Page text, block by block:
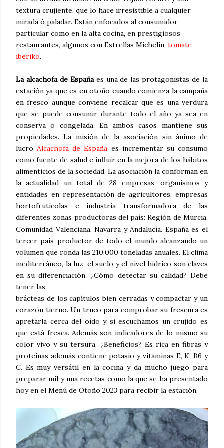
textura crujiente, que lo hace irresistible a cualquier
mirada ó paladar. Están enfocados al consumidor
particular como en la alta cocina, en prestigiosos
restaurantes, algunos con Estrellas Michelin. tomate
iberiko.
La alcachofa de Españaes una de las protagonistas de la
estación ya que es en otoño cuando comienza la campaña
en fresco aunque conviene recalcar que es una verdura
que se puede consumir durante todo el año ya sea en
conserva o congelada. En ambos casos mantiene sus
propiedades. La misión de la asociación sin ánimo de
lucroAlcachofa de España es incrementar su consumo
como fuente de salud e influir en la mejora de los hábitos
alimenticios de la sociedad. La asociación la conforman en
la actualidad un total de 28 empresas, organismos y
entidades en representación de agricultores, empresas
hortofrutícolas e industria transformadora de las
diferentes zonas productoras del país: Región de Murcia,
Comunidad Valenciana, Navarra y Andalucía. España es el
tercer país productor de todo el mundo alcanzando un
volumen que ronda las 210.000 toneladas anuales. El clima
mediterráneo, la luz, el suelo y el nivel hídrico son claves
en su diferenciación. ¿Cómo detectar su calidad? Debe
tener las
brácteas de los capítulos bien cerradas y compactar y un
corazón tierno. Un truco para comprobar su frescura es
apretarla cerca del oído y si escuchamos un crujido es
que está fresca. Además son indicadores de lo mismo su
color vivo y su tersura. ¿Beneficios? Es rica en fibras y
proteínas además contiene potasio y vitaminas E, K, B6 y
C. Es muy versátil en la cocina y da mucho juego para
preparar mil y una recetas como la que se ha presentado
hoy en el Menú de Otoño 2023 para recibir la estación.